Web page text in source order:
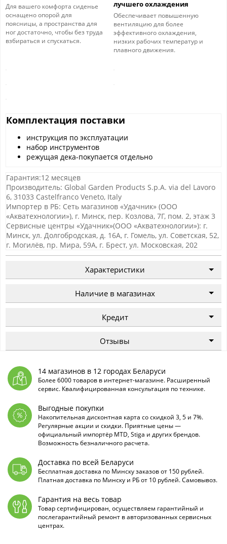
Для вашего комфорта сиденье
оснащено опорой для
поясницы, а пространства для
ног достаточно, чтобы без труда
взбираться и спускаться.
лучшего охлаждения
Обеспечивает повышенную
вентиляцию для более
эффективного охлаждения,
низких рабочих температур и
плавного движения.
Комплектация поставки
инструкция по эксплуатации
набор инструментов
режущая дека-покупается отдельно
Гарантия:12 месяцев
Производитель: Global Garden Products S.p.A. via del Lavoro
6, 31033 Castelfranco Veneto, Italy
Импортер в РБ: Сеть магазинов «Удачник» (ООО
«Акватехнологии»), г. Минск, пер. Козлова, 7Г, пом. 2, этаж 3
Сервисные центры «Удачник»(ООО «Акватехнологии»): г.
Минск, ул. Долгобродская, д. 16А, г. Гомель, ул. Советская, 52,
г. Могилёв, пр. Мира, 59А, г. Брест, ул. Московская, 202
Характеристики
Наличие в магазинах
Кредит
Отзывы
14 магазинов в 12 городах Беларуси
Более 6000 товаров в интернет-магазине. Расширенный
сервис. Квалифицированная консультация по технике.
Выгодные покупки
Накопительная дисконтная карта со скидкой 3, 5 и 7%.
Регулярные акции и скидки. Приятные цены —
официальный импортёр MTD, Stiga и других брендов.
Возможность безналичного расчета.
Доставка по всей Беларуси
Бесплатная доставка по Минску заказов от 150 рублей.
Платная доставка по Минску и РБ от 10 рублей. Самовывоз.
Гарантия на весь товар
Товар сертифицирован, осуществляем гарантийный и
послегарантийный ремонт в авторизованных сервисных
центрах.